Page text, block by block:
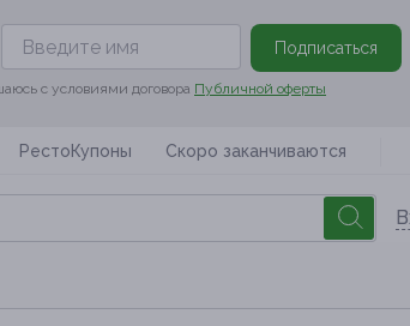
Подписаться
с условиями договора Публичной оферты
РестоКупоны Скоро заканчиваются